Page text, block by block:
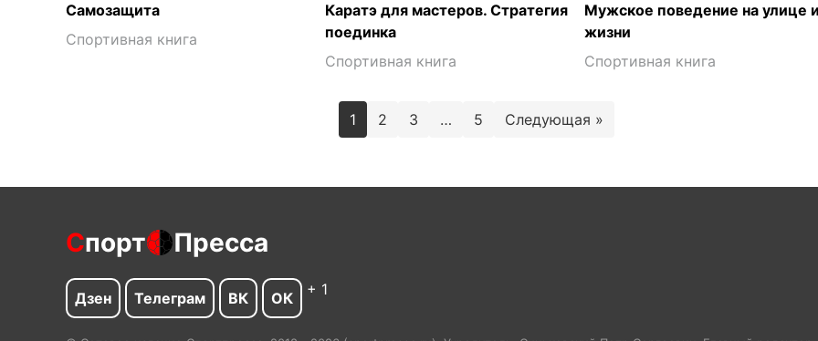
Самозащита
Спортивная книга
Каратэ для мастеров. Стратегия
поединка
Спортивная книга
Мужское поведение на улице
жизни
Спортивная книга
1 2 3 … 5 Следующая »
Спорт Пресса
Дзен Телеграм ВК ОК + 1